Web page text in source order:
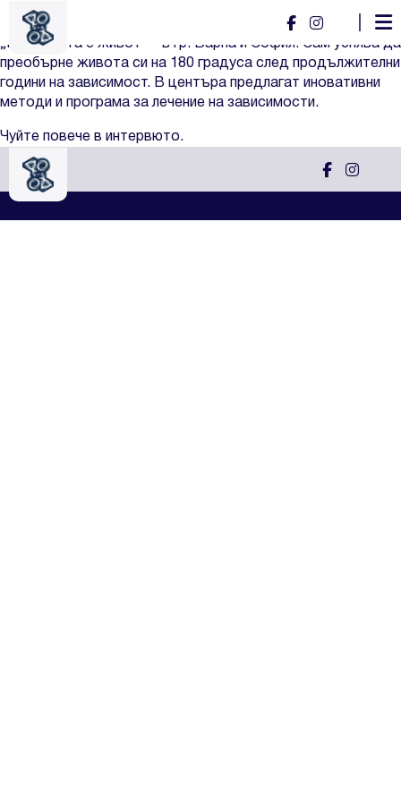
Филип Димов
Филип e основател на центрове за лечение на зависимости
„Промяната е живот“ – в гр. Варна и София. Сам успява да
преобърне живота си на 180 градуса след продължителни
години на зависимост. В центъра предлагат иновативни
методи и програма за лечение на зависимости.
Чуйте повече в интервюто.